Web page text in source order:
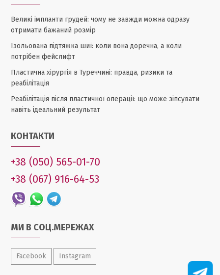
Великі імпланти грудей: чому не завжди можна одразу
отримати бажаний розмір
Ізольована підтяжка шиї: коли вона доречна, а коли
потрібен фейслифт
Пластична хірургія в Туреччині: правда, ризики та
реабілітація
Реабілітація після пластичної операції: що може зіпсувати
навіть ідеальний результат
КОНТАКТИ
+38 (050) 565-01-70
+38 (067) 916-64-53
МИ В СОЦ.МЕРЕЖАХ
Facebook Instagram